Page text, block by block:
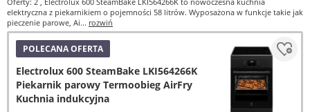
elektryczna z piekarnikiem o pojemności 58 litrów. Wyposażona w funkcje takie jak
pieczenie parowe, Ai... rozwiń
POLECANA OFERTA
Electrolux 600 SteamBake LKI564266K
Piekarnik parowy Termoobieg AirFry
Kuchnia indukcyjna